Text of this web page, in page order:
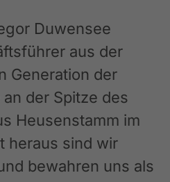
Duwensee
aus der
Generation der
der Spitze des
Heusenstamm im
heraus sind wir
bewahren uns als